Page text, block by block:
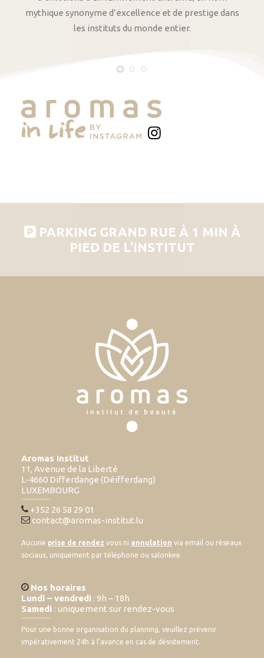
mythique synonyme d’excellence et de prestige dans
les instituts du monde entier.
PARKING GRAND RUE À 1 MIN À
PIED DE L’INSTITUT
Aromas Institut
11, Avenue de la Liberté
L-4660 Differdange (Déifferdang)
LUXEMBOURG
+352 26 58 29 01
contact@aromas-institut.lu
Aucune prise de rendez vous ni annulation via email ou réseaux
sociaux, uniquement par téléphone ou salonkee
Nos horaires
Lundi – vendredi : 9h – 18h
Samedi : uniquement sur rendez-vous
Pour une bonne organisation du planning, veuillez prévenir
impérativement 24h à l’avance en cas de désistement.